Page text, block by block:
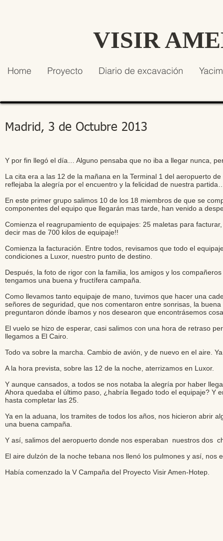
VISIR
Home Proyecto Diario de excavación
Madrid, 3 de Octubre 2013
Y por fin llegó el día… Alguno pensaba que no iba a llegar nunca,
La cita era a las 12 de la mañana en la Terminal 1 del aeropuerto
reflejaba la alegría por el encuentro y la felicidad de nuestra
En este primer grupo salimos 10 de los 18 miembros de que se
componentes del equipo que llegarán mas tarde, han venido a
Comienza el reagrupamiento de equipajes: 25 maletas para
decir mas de 700 kilos de equipaje!!
Comienza la facturación. Entre todos, revisamos que todo el
condiciones a Luxor, nuestro punto de destino.
Después, la foto de rigor con la familia, los amigos y los
tengamos una buena y fructífera campaña.
Como llevamos tanto equipaje de mano, tuvimos que hacer una
señores de seguridad, que nos comentaron entre sonrisas, la
preguntaron dónde íbamos y nos desearon que encontrásemos
El vuelo se hizo de esperar, casi salimos con una hora de retraso
llegamos a El Cairo.
Todo va sobre la marcha. Cambio de avión, y de nuevo en el aire.
A la hora prevista, sobre las 12 de la noche, aterrizamos en Luxor.
Y aunque cansados, a todos se nos notaba la alegría por haber
Ahora quedaba el último paso, ¿habría llegado todo el equipaje?
hasta completar las 25.
Ya en la aduana, los tramites de todos los años, nos hicieron abrir
una buena campaña.
Y así, salimos del aeropuerto donde nos esperaban nuestros dos
El aire dulzón de la noche tebana nos llenó los pulmones y así, nos
Había comenzado la V Campaña del Proyecto Visir Amen-Hotep.